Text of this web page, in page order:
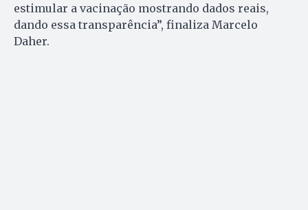
estimular a vacinação mostrando dados reais,
dando essa transparência”, finaliza Marcelo
Daher.